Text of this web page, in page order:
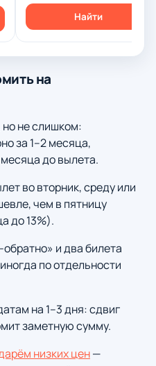
Найти
на
но не слишком:
за 1–2 месяца,
до вылета.
во вторник, среду или
чем в пятницу
до 13%).
и два билета
по отдельности
на 1–3 дня: сдвиг
заметную сумму.
низких цен—